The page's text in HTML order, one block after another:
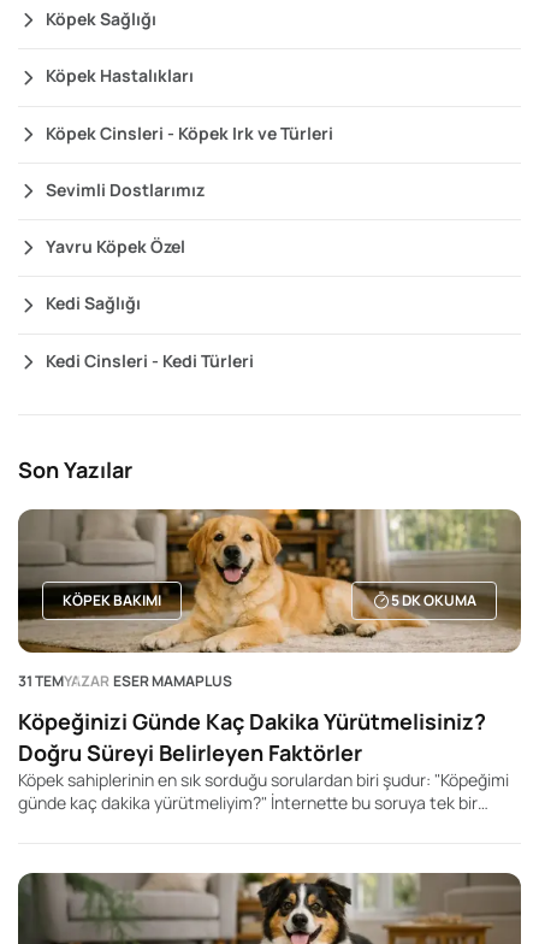
Köpek Sağlığı
Köpek Hastalıkları
Köpek Cinsleri - Köpek Irk ve Türleri
Sevimli Dostlarımız
Yavru Köpek Özel
Kedi Sağlığı
Kedi Cinsleri - Kedi Türleri
Son Yazılar
KÖPEK BAKIMI 5DK OKUMA
31 TEMYAZAR ESER MAMAPLUS
Köpeğinizi Günde Kaç Dakika Yürütmelisiniz?
Doğru Süreyi Belirleyen Faktörler
Köpek sahiplerinin en sık sorduğu sorulardan biri şudur: "Köpeğimi
günde kaç dakika yürütmeliyim?" İnternette bu soruya tek bir
köpek için geçerli tek bir yürüyüş süresi yoktur.